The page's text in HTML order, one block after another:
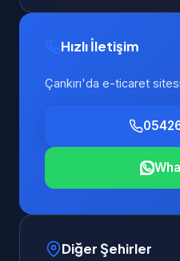
Hızlı İletişim
Çankırı'da e-ticaret
Diğer Şehirler